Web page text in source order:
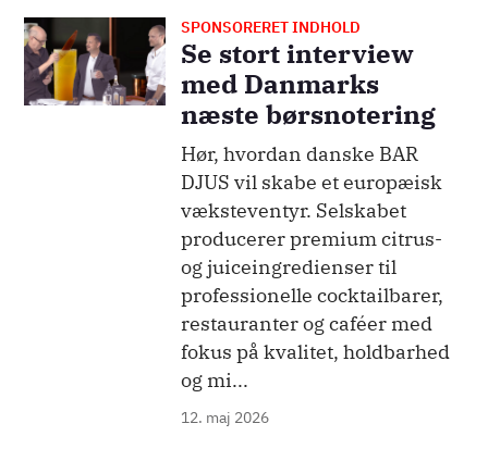
Billede SPONSORERET INDHOLD
Se stort interview
med Danmarks
næste børsnotering
Hør, hvordan danske BAR
DJUS vil skabe et europæisk
væksteventyr. Selskabet
producerer premium citrus-
og juiceingredienser til
professionelle cocktailbarer,
restauranter og caféer med
fokus på kvalitet, holdbarhed
og mi...
12. maj 2026